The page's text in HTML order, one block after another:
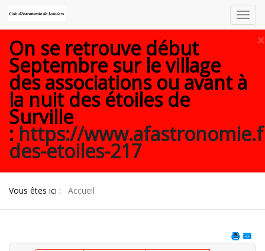
×
On se retrouve début
Septembre sur le village
des associations ou avant à
la nuit des étoiles de
Surville
: https://
des-etoiles-217
Vous êtes ici : Accueil